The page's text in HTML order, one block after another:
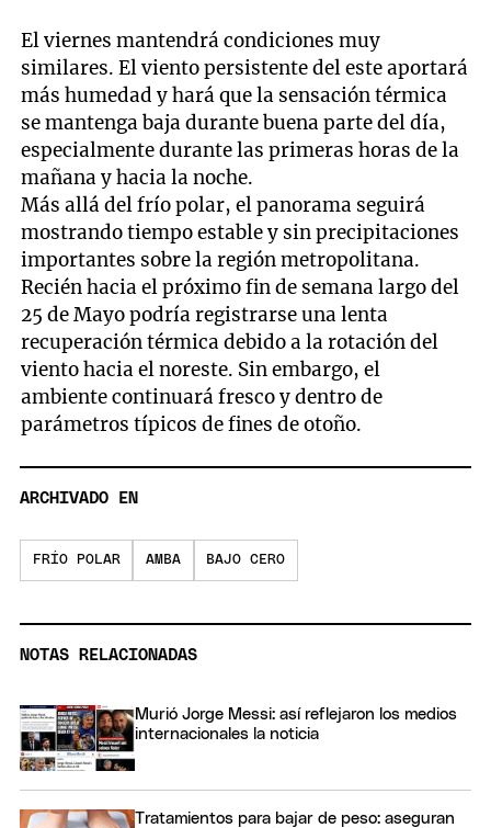
El viernes mantendrá condiciones muy
similares. El viento persistente del este aportará
más humedad y hará que la sensación térmica
se mantenga baja durante buena parte del día,
especialmente durante las primeras horas de la
mañana y hacia la noche.
Más allá del frío polar, el panorama seguirá
mostrando tiempo estable y sin precipitaciones
importantes sobre la región metropolitana.
Recién hacia el próximo fin de semana largo del
25 de Mayo podría registrarse una lenta
recuperación térmica debido a la rotación del
viento hacia el noreste. Sin embargo, el
ambiente continuará fresco y dentro de
parámetros típicos de fines de otoño.
ARCHIVADO EN
FRÍO POLAR AMBA BAJO CERO
NOTAS RELACIONADAS
Murió Jorge Messi: así reflejaron los medios
internacionales la noticia
Tratamientos para bajar de peso: aseguran